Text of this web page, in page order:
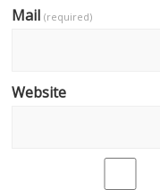
Mail(required)
Website